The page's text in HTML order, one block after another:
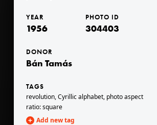
YEAR
1956
PHOTO ID
304403
DONOR
Bán Tamás
TAGS
revolution,Cyrillic alphabet, photo aspect
ratio: square
Add new tag